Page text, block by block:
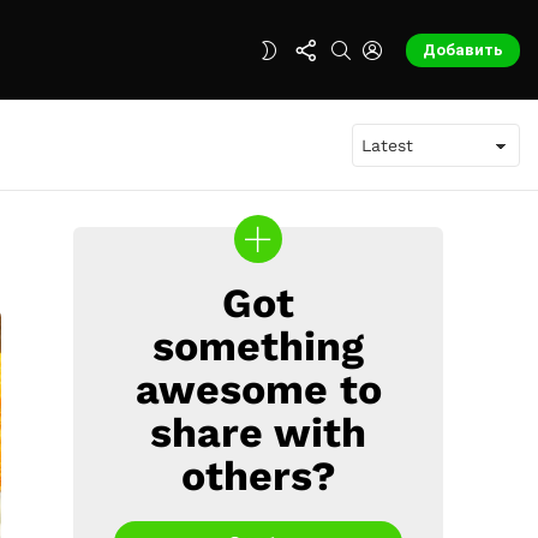
SWITCH
SEARCHLOGIN Добавить
CREATEGot
something
awesome to
share with
others?